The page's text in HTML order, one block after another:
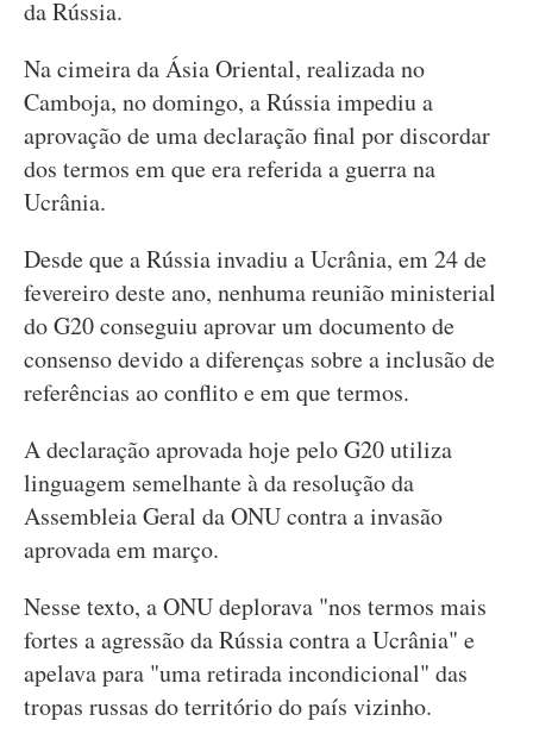
da Rússia.
Na cimeira da Ásia Oriental, realizada no
Camboja, no domingo, a Rússia impediu a
aprovação de uma declaração final por discordar
dos termos em que era referida a guerra na
Ucrânia.
Desde que a Rússia invadiu a Ucrânia, em 24 de
fevereiro deste ano, nenhuma reunião ministerial
do G20 conseguiu aprovar um documento de
consenso devido a diferenças sobre a inclusão de
referências ao conflito e em que termos.
A declaração aprovada hoje pelo G20 utiliza
linguagem semelhante à da resolução da
Assembleia Geral da ONU contra a invasão
aprovada em março.
Nesse texto, a ONU deplorava "nos termos mais
fortes a agressão da Rússia contra a Ucrânia" e
apelava para "uma retirada incondicional" das
tropas russas do território do país vizinho.